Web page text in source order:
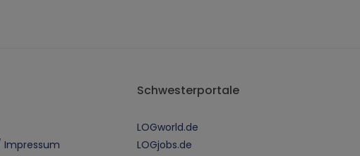
Impressum
Schwesterportale
LOGworld.de
LOGjobs.de